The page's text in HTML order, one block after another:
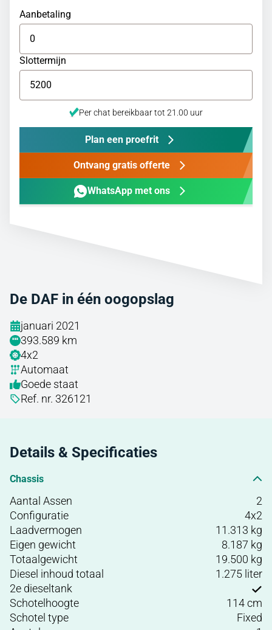
De DAF in één oogopslag
januari 2021
393.589 km
4x2
Automaat
Goede staat
Ref. nr. 326121
Details & Specificaties
Chassis
Aantal Assen
2
Configuratie
4x2
Laadvermogen
11.313 kg
Eigen gewicht
8.187 kg
Totaalgewicht
19.500 kg
Diesel inhoud totaal
1.275 liter
2e dieseltank
Schotelhoogte
114 cm
Schotel type
Fixed
Aanbetaling
Slottermijn
Per chat bereikbaar tot 21.00 uur
Plan een proefrit
Ontvang gratis offerte
WhatsApp met ons